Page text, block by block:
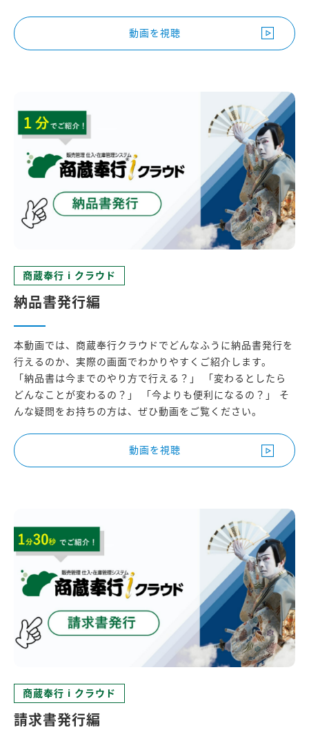
動画を視聴
商蔵奉行 i クラウド
納品書発行編
本動画では、商蔵奉行クラウドでどんなふうに納品書発行を
行えるのか、実際の画面でわかりやすくご紹介します。
「納品書は今までのやり方で行える？」 「変わるとしたら
どんなことが変わるの？」 「今よりも便利になるの？」 そ
んな疑問をお持ちの方は、ぜひ動画をご覧ください。
動画を視聴
商蔵奉行 i クラウド
請求書発行編